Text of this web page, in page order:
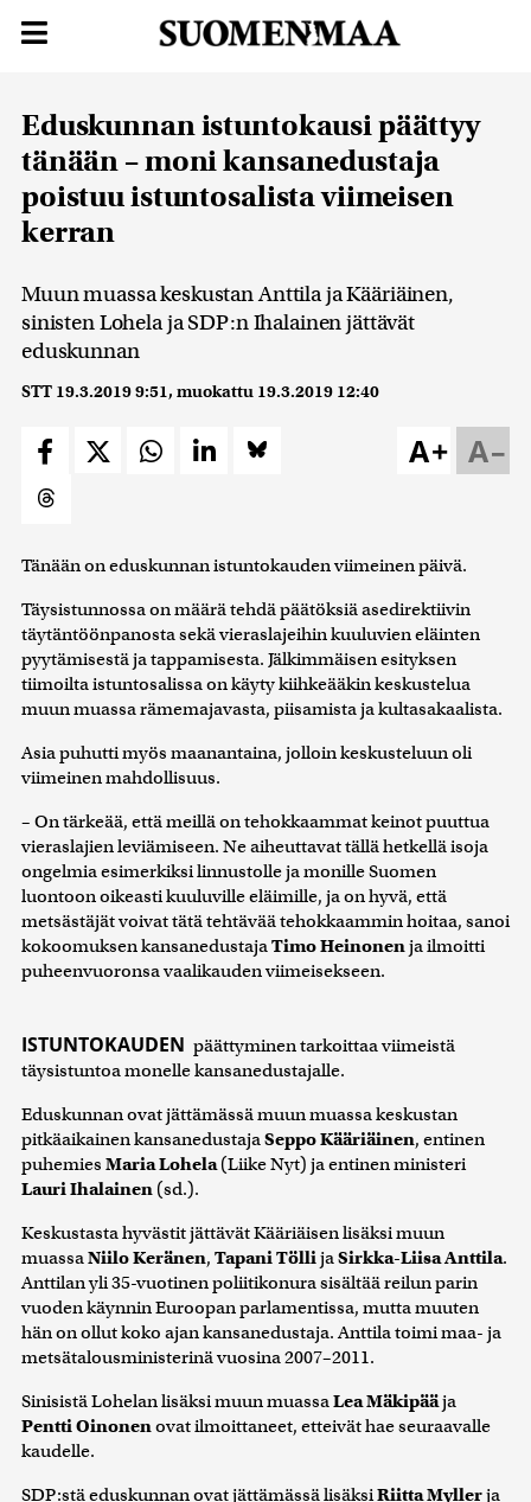
Eduskunnan istuntokausi päättyy
tänään – moni kansanedustaja
poistuu istuntosalista viimeisen
kerran
Muun muassa keskustan Anttila ja Kääriäinen,
sinisten Lohela ja SDP:n Ihalainen jättävät
eduskunnan
STT 19.3.2019 9:51, muokattu 19.3.2019 12:40
A–
A+
Tänään on eduskunnan istuntokauden viimeinen päivä.
Täysistunnossa on määrä tehdä päätöksiä asedirektiivin
täytäntöönpanosta sekä vieraslajeihin kuuluvien eläinten
pyytämisestä ja tappamisesta. Jälkimmäisen esityksen
tiimoilta istuntosalissa on käyty kiihkeääkin keskustelua
muun muassa rämemajavasta, piisamista ja kultasakaalista.
Asia puhutti myös maanantaina, jolloin keskusteluun oli
viimeinen mahdollisuus.
– On tärkeää, että meillä on tehokkaammat keinot puuttua
vieraslajien leviämiseen. Ne aiheuttavat tällä hetkellä isoja
ongelmia esimerkiksi linnustolle ja monille Suomen
luontoon oikeasti kuuluville eläimille, ja on hyvä, että
metsästäjät voivat tätä tehtävää tehokkaammin hoitaa, sanoi
kokoomuksen kansanedustajaTimo Heinonenja ilmoitti
puheenvuoronsa vaalikauden viimeisekseen.
ISTUNTOKAUDEN päättyminen tarkoittaa viimeistä
täysistuntoa monelle kansanedustajalle.
Eduskunnan ovat jättämässä muun muassa keskustan
pitkäaikainen kansanedustajaSeppo Kääriäinen, entinen
puhemies Maria Lohela(Liike Nyt) ja entinen ministeri
Lauri Ihalainen (sd.).
Keskustasta hyvästit jättävät Kääriäisen lisäksi muun
muassaNiilo Keränen, Tapani TöllijaSirkka-Liisa Anttila.
Anttilan yli 35-vuotinen poliitikonura sisältää reilun parin
vuoden käynnin Euroopan parlamentissa, mutta muuten
hän on ollut koko ajan kansanedustaja. Anttila toimi maa- ja
metsätalousministerinä vuosina 2007–2011.
Sinisistä Lohelan lisäksi muun muassaLea Mäkipääja
Pentti Oinonenovat ilmoittaneet, etteivät hae seuraavalle
kaudelle.
SDP:stä eduskunnan ovat jättämässä lisäksiRiitta Myllerja